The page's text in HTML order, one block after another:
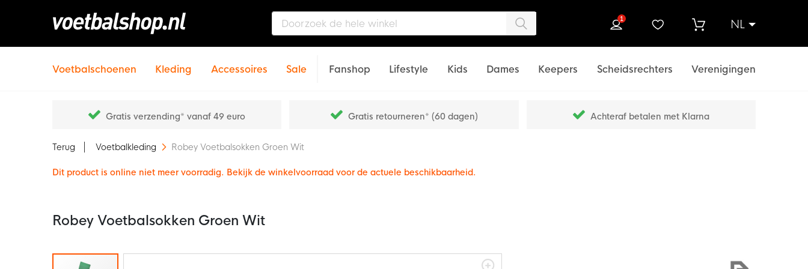
NL
1
Voetbalschoenen Kleding Accessoires Sale Fanshop Lifestyle Kids Dames Keepers Scheidsrechters Verenigingen
Gratis verzending* vanaf 49 euro Gratis retourneren* (60 dagen) Achteraf betalen met Klarna
Terug Voetbalkleding Robey Voetbalsokken Groen Wit
Dit product is online niet meer voorradig. Bekijk de winkelvoorraad voor de actuele beschikbaarheid.
Robey Voetbalsokken Groen Wit
Ga